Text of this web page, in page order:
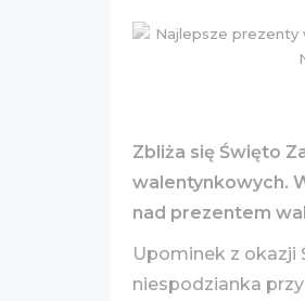
Zbliża się Święto
walentynkowych.
nad prezentem
Upominek z okazji
niespodzianka